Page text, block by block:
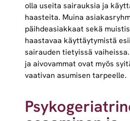
olla useita sairauksia ja
haasteita. Muina
päihdeasiakkaat sekä
haastavaa käyttäytymistä
sairauden tietyissä
ja aivovammat ovat myös
vaativan asumisen tarpeelle.